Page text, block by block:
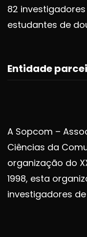
82
estudantes de
Entidade
A Sopcom –
Ciências da
organização do
1998, esta
investigadores